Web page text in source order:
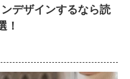
デザインするなら読
！